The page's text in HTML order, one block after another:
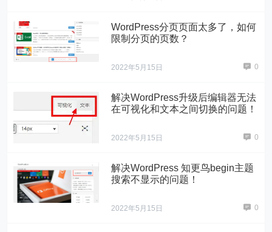
WordPress分页页面太多了，如何
限制分页的页数？
2022年5月15日 0
解决WordPress升级后编辑器无法
在可视化和文本之间切换的问题！
2022年5月15日 0
解决WordPress 知更鸟begin主题
搜索不显示的问题！
2022年5月15日 0